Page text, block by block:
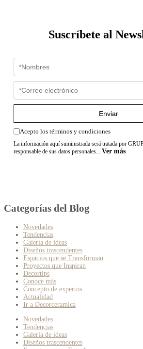
Suscríbete al
Enviar
Acepto los términos y condiciones
La información aquí suministrada será tratada por
responsable de sus datos personales... Ver más
Categorías del Blog
Novedades
Tendencias
Galería de ideas
Diseños trascendentes
Espacios que se Transforman
Proyectos que Inspiran
Decortips
Conoce más
Concepto de expertos
Actualidad
Ir a Decorceramica
Novedades
Tendencias
Galería de ideas
Diseños trascendentes